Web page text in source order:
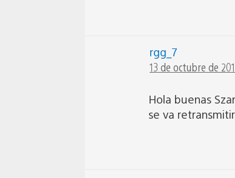
rgg_7
13 de octubre de
Hola buenas
se va